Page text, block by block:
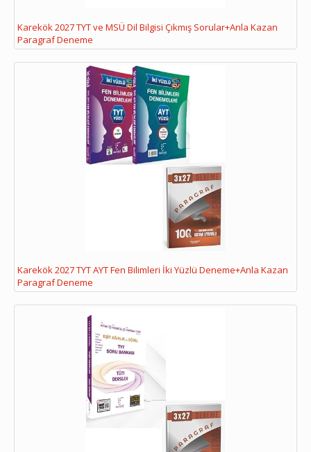
Karekök 2027 TYT ve MSÜ Dil Bilgisi Çıkmış Sorular+Anla Kazan
Paragraf Deneme
Karekök 2027 TYT AYT Fen Bilimleri İki Yüzlü Deneme+Anla Kazan
Paragraf Deneme